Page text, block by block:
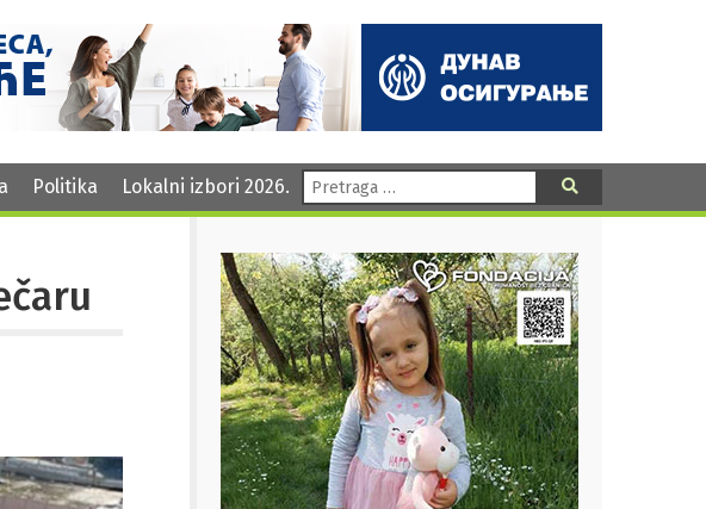
Politika Lokalni izbori 2026. Pretraga: